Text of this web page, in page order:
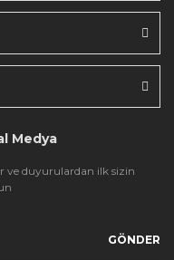
Medya
ve duyurulardan ilk sizin
GÖNDER